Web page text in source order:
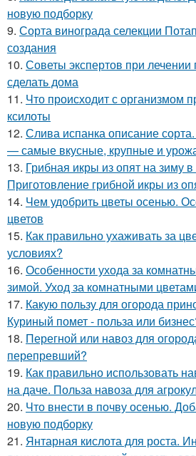
новую подборку
9. Сорта винограда селекции
создания
10. Советы экспертов при
сделать дома
11. Что происходит с организмом
ксилоты
12. Слива испанка описание
— самые вкусные, крупные и
13. Грибная икры из опят на зиму в
Приготовление грибной икры из
14. Чем удобрить цветы осенью.
цветов
15. Как правильно ухаживать за
условиях?
16. Особенности ухода за
зимой. Уход за комнатными
17. Какую пользу для огорода
Куриный помет - польза или
18. Перегной или навоз для
перепревший?
19. Как правильно использовать
на даче. Польза навоза для
20. Что внести в почву осенью.
новую подборку
21. Янтарная кислота для роста.